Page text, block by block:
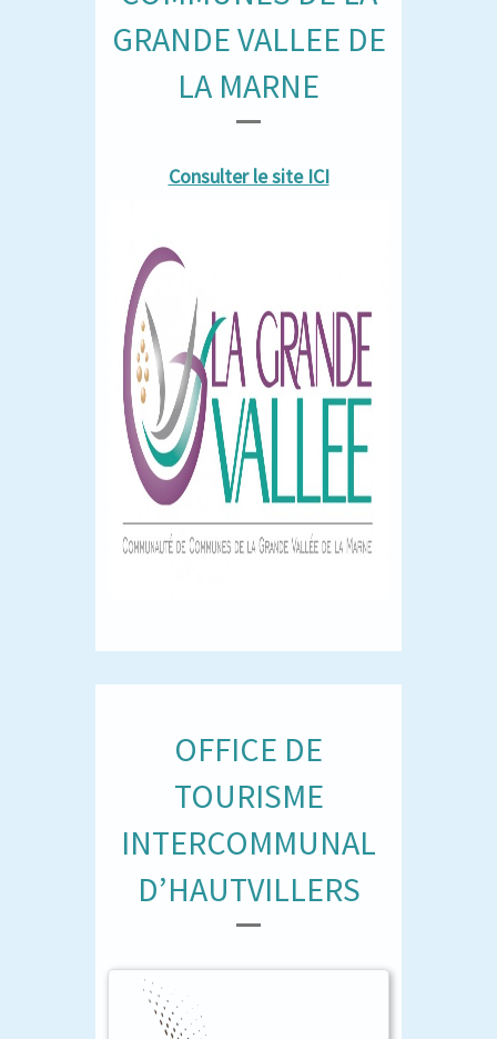
GRANDE VALLEE DE
LA MARNE
Consulter le site ICI
OFFICE DE
TOURISME
INTERCOMMUNAL
D’HAUTVILLERS